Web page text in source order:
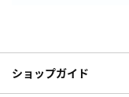
ショップガイド